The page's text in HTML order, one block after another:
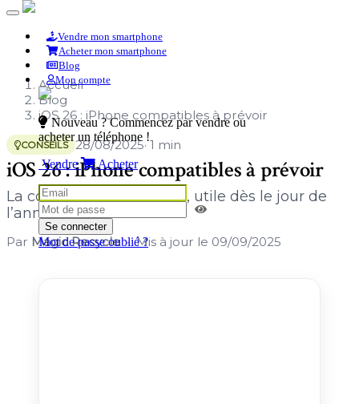
Vendre mon smartphone
Acheter mon smartphone
Blog
Mon compte
Nouveau ? Commencez par vendre ou
acheter un téléphone !
Vendre
Acheter
Se connecter
Mot de passe oublié ?
Accueil
Blog
iOS 26 : iPhone compatibles à prévoir
CONSEILS 28/08/2025· 1 min
iOS 26 : iPhone compatibles à prévoir
La compatibilité d’iOS 26, utile dès le jour de
l’annonce.
Par Magic Recycle Mis à jour le 09/09/2025